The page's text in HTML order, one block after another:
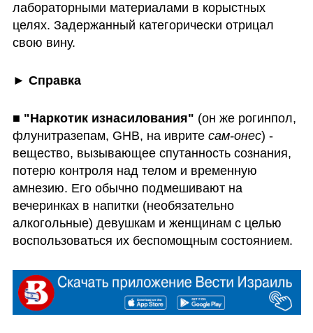
лабораторными материалами в корыстных
целях. Задержанный категорически отрицал
свою вину.
► Справка
■ "Наркотик изнасилования" (он же рогинпол,
флунитразепам, GHB, на иврите сам-онес) -
вещество, вызывающее спутанность сознания,
потерю контроля над телом и временную
амнезию. Его обычно подмешивают на
вечеринках в напитки (необязательно
алкогольные) девушкам и женщинам с целью
воспользоваться их беспомощным состоянием.